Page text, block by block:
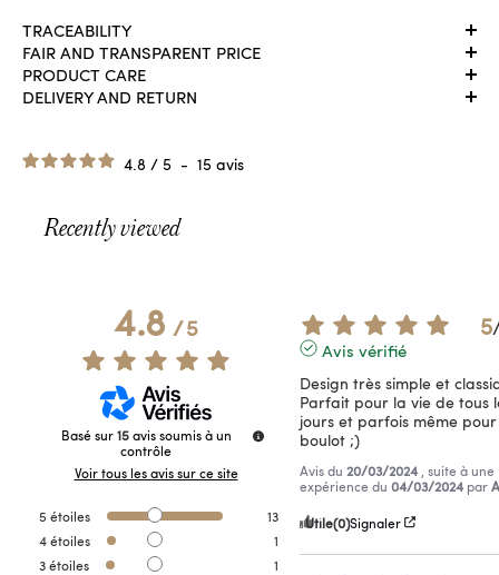
TRACEABILITY
FAIR AND TRANSPARENT PRICE
PRODUCT CARE
DELIVERY AND RETURN
4.8 / 5 - 15 avis
Recently viewed
4.8/5
Basé sur15 avis soumis à un
contrôle
Voir tous les avis sur ce site
5 étoiles
13
4étoiles
1
3étoiles
1
5
Avis vérifié
Design très simple et
Parfait pour la vie de tous
jours et parfois même
boulot ;)
Avis du 20/03/2024 , suite à une
expérience du 04/03/2024 par
Utile(0)Signaler